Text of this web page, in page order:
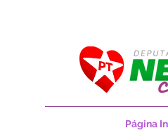
Página